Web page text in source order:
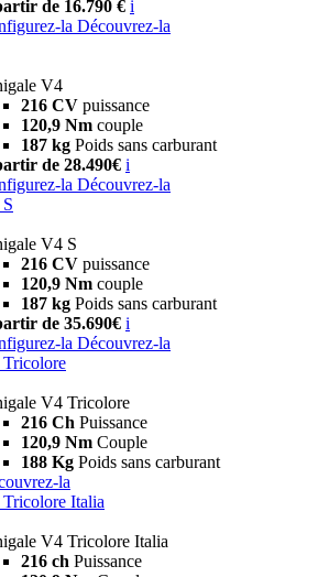
de 16.790 € i
la Découvrez-la
V4
216 CV puissance
120,9 Nm couple
187 kg Poids sans carburant
de 28.490€ i
la Découvrez-la
V4 S
216 CV puissance
120,9 Nm couple
187 kg Poids sans carburant
de 35.690€ i
la Découvrez-la
V4 Tricolore
216 Ch Puissance
120,9 Nm Couple
188 Kg Poids sans carburant
la
Italia
V4 Tricolore Italia
216 ch Puissance